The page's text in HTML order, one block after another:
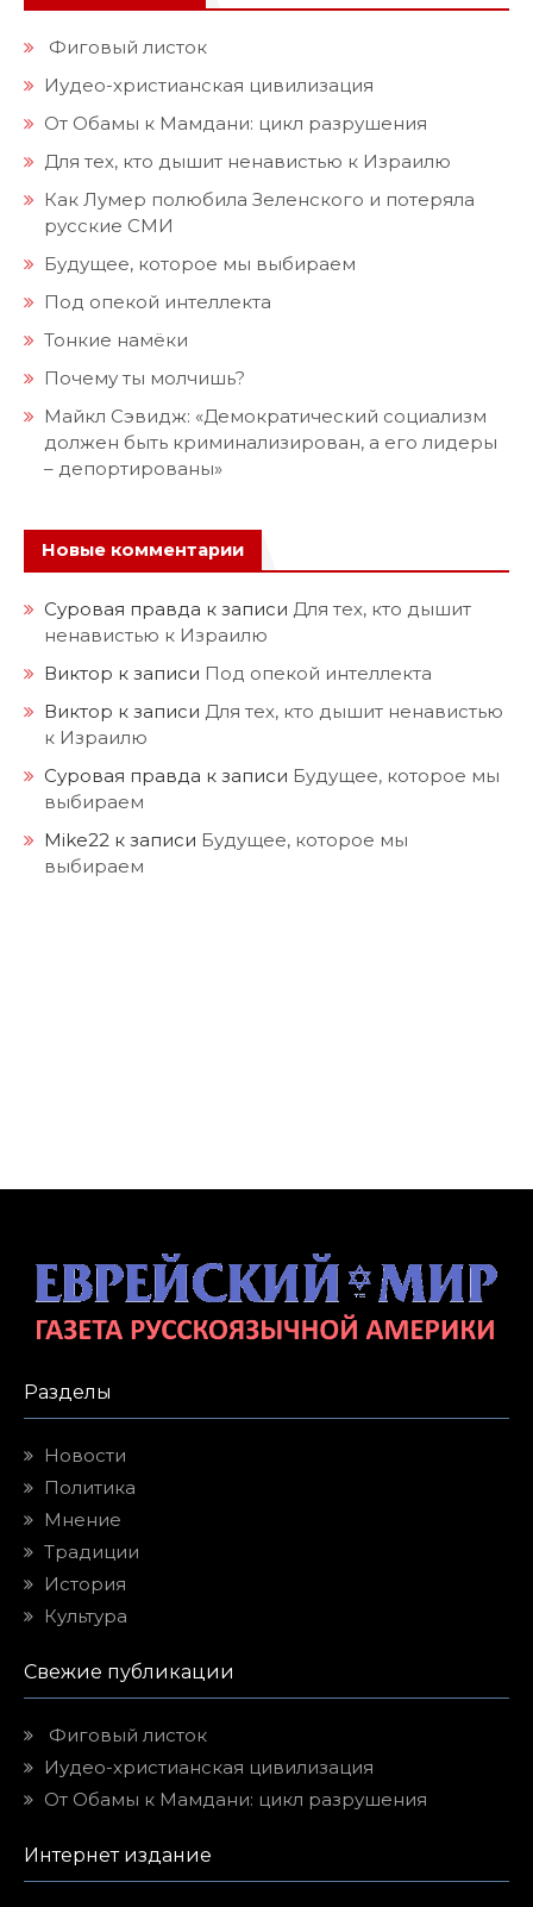
Фиговый листок
Иудео-христианская цивилизация
От Обамы к Мамдани: цикл разрушения
Для тех, кто дышит ненавистью к Израилю
Как Лумер полюбила Зеленского и потеряла
русские СМИ
Будущее, которое мы выбираем
Под опекой интеллекта
Тонкие намёки
Почему ты молчишь?
Майкл Сэвидж: «Демократический социализм
должен быть криминализирован, а его лидеры
– депортированы»
Новые комментарии
Суровая правда к записи Для тех, кто дышит
ненавистью к Израилю
Виктор к записи Под опекой интеллекта
Виктор к записи Для тех, кто дышит ненавистью
к Израилю
Суровая правда к записи Будущее, которое мы
выбираем
Mike22 к записи Будущее, которое мы
выбираем
Разделы
Новости
Политика
Мнение
Традиции
История
Культура
Свежие публикации
Фиговый листок
Иудео-христианская цивилизация
От Обамы к Мамдани: цикл разрушения
Интернет издание